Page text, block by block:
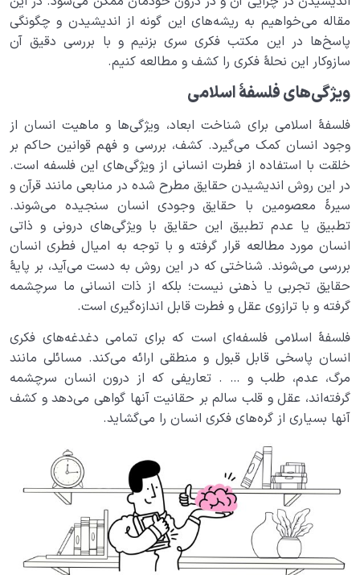
مقایسۀ روش های انسان شناسی، بهترین راه انسان شناسی
برای رسیدن به آرامش چیست؟
انسان‌شناسی مدرن و پست مدرن؛ نگرش‌ها و آسیب‌های
انسان‌شناسی مدرن
انسان مدرن و پست مدرن؛ تعاریف متفاوت از انسان
راه‌های خودشناسی ما را در مسیر شناخت خود حقیقی مان
قرار می‌دهند
کودک عزیز روان 0/6
انسان و میل بی‌نهایت 0/12
انسان چه چیزی نیست؟
نظام محبتی انسان 0/20
هدف خلقت و جایگاه انسان 0/7
نقش الگو در حیات انسان
نسبت دنیا به آخرت
سنّت‌های الهی 0/20
مرگ یا تولد؟
دنیا؛ باشگاه انسان‌سازی 0/8
مقاله می‌خواهیم به ریشه‌های این گونه از اندیشیدن و چگونگی
پاسخ‌ها در این مکتب فکری سری بزنیم و با بررسی دقیق آن
سازوکار این نحلۀ فکری را کشف و مطالعه کنیم.
ویژگی‌های فلسفۀ اسلامی
فلسفۀ اسلامی برای شناخت ابعاد، ویژگی‌ها و ماهیت انسان از
وجود انسان کمک می‌گیرد. کشف، بررسی و فهم قوانین حاکم بر
خلقت با استفاده از فطرت انسانی از ویژگی‌های این فلسفه است.
در این روش اندیشیدن حقایق مطرح شده در منابعی مانند قرآن و
سیرۀ معصومین با حقایق وجودی انسان سنجیده می‌شوند.
تطبیق یا عدم تطبیق این حقایق با ویژگی‌های درونی و ذاتی
انسان مورد مطالعه قرار گرفته و با توجه به امیال فطری انسان
بررسی می‌شوند. شناختی که در این روش به دست می‌آید، بر پایۀ
حقایق تجربی یا ذهنی نیست؛ بلکه از ذات انسانی ما سرچشمه
گرفته و با ترازوی عقل و فطرت قابل اندازه‌گیری است.
فلسفۀ اسلامی فلسفه‌ای است که برای تمامی دغدغه‌های فکری
انسان پاسخی قابل قبول و منطقی ارائه می‌کند. مسائلی مانند
مرگ، عدم، طلب و … . تعاریفی که از درون انسان سرچشمه
گرفته‌اند، عقل و قلب سالم بر حقانیت آنها گواهی می‌دهد و کشف
آنها بسیاری از گره‌های فکری انسان را می‌گشاید.